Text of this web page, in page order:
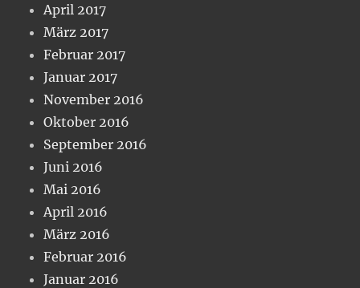
April 2017
März 2017
Februar 2017
Januar 2017
November 2016
Oktober 2016
September 2016
Juni 2016
Mai 2016
April 2016
März 2016
Februar 2016
Januar 2016